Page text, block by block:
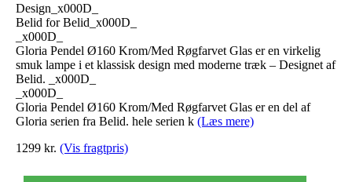
Glas – Belid
Design_x000D_
Belid for Belid_x000D_
_x000D_
Gloria Pendel Ø160 Krom/Med Røgfarvet Glas er en virkelig
smuk lampe i et klassisk design med moderne træk – Designet af
Belid. _x000D_
_x000D_
Gloria Pendel Ø160 Krom/Med Røgfarvet Glas er en del af
Gloria serien fra Belid. hele serien k (Læs mere)
1299 kr. (Vis fragtpris)